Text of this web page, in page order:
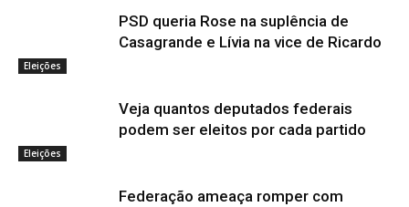
Eleições
PSD queria Rose na suplência de
Casagrande e Lívia na vice de Ricardo
Eleições
Veja quantos deputados federais
podem ser eleitos por cada partido
Federação ameaça romper com